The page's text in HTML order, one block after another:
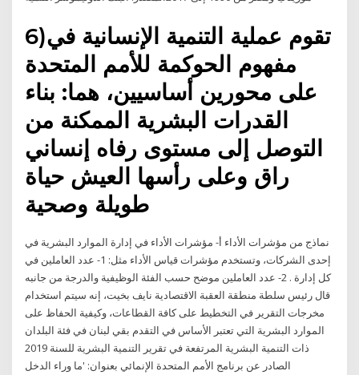
6)تقوم عملية التنمية الإنسانية في
مفهوم الحوكمة للأمم المتحدة
على محورين أساسيين، هما: بناء
القدرات البشرية الممكنة من
التوصل إلى مستوى رفاه إنساني
راق وعلى رأسها العيش حياة
طويلة وصحية
نماذج من مؤشرات الأداء أ‌- مؤشرات الأداء في إدارة الموارد البشرية في
إحدى الشركات، وتستخدم مؤشرات قياس الأداء مثل: 1- عدد العاملين في
كل إدارة . 2- عدد العاملين موضح حسب الفئة الوظيفية والدرجة من جانبه
قال رئيس سلطة منطقة العقبة الاقتصادية نايف بخيت، إنه سيتم استخدام
مخرجات التقرير في التخطيط على كافة القطاعات، وكيفية الحفاظ على
الموارد البشرية التي تعتبر الأساس في التقدم بقي لبنان في فئة البلدان
ذات التنمية البشرية المرتفعة في تقرير التنمية البشرية للسنة 2019
الصادر عن برنامج الأمم المتحدة الإنمائي بعنوان: 'ما وراء الدخل